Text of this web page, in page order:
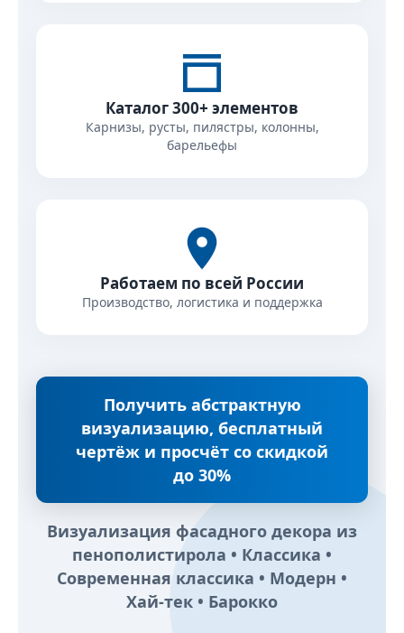
Каталог 300+ элементов
Карнизы, русты, пилястры, колонны,
барельефы
Работаем по всей России
Производство, логистика и поддержка
Получить абстрактную
визуализацию, бесплатный
чертёж и просчёт со скидкой
до 30%
Визуализация фасадного декора из
пенополистирола • Классика •
Современная классика • Модерн •
Хай-тек • Барокко